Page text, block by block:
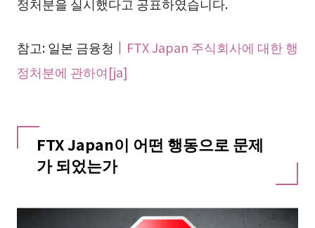
정처분을 실시했다고 공표하였습니다.
참고: 일본 금융청｜ FTX Japan 주식회사에 대한 행
정처분에 관하여[ja]
FTX Japan이 어떤 행동으로 문제
가 되었는가